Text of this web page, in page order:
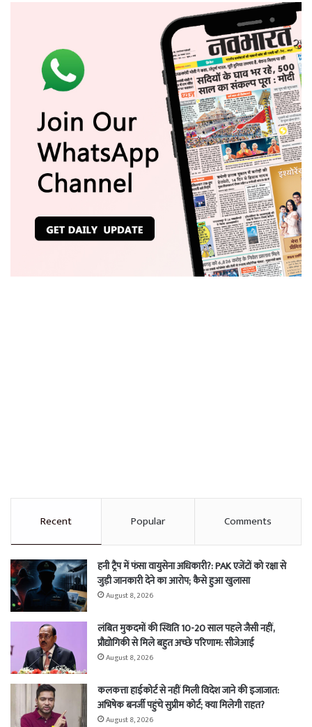
Recent Popular Comments
हनी ट्रैप में फंसा वायुसेना अधिकारी?: PAK एजेंटों को रक्षा से
जुड़ी जानकारी देने का आरोप; कैसे हुआ खुलासा
August 8, 2026
लंबित मुकदमों की स्थिति 10-20 साल पहले जैसी नहीं,
प्रौद्योगिकी से मिले बहुत अच्छे परिणाम: सीजेआई
August 8, 2026
कलकत्ता हाईकोर्ट से नहीं मिली विदेश जाने की इजाजात:
अभिषेक बनर्जी पहुंचे सुप्रीम कोर्ट; क्या मिलेगी राहत?
August 8, 2026